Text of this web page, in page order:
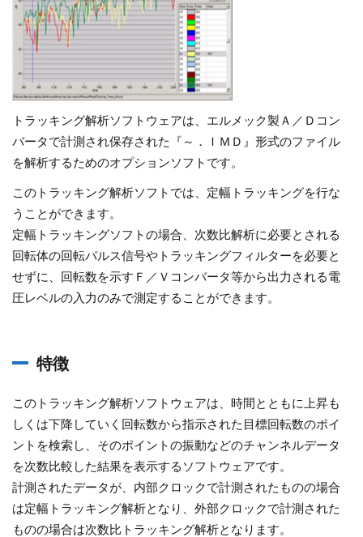
トラッキング解析ソフトウェアは、エルメック製Ａ／Ｄコン
バータで計測され保存された『～．ＩＭＤ』形式のファイル
を解析するためのオプションソフトです。
このトラッキング解析ソフトでは、定幅トラッキングを行な
うことができます。
定幅トラッキングソフトの場合、次数比解析に必要とされる
回転体の回転パルス信号やトラッキングフィルターを必要と
せずに、回転数を示すＦ／Ｖコンバータ等から出力される電
圧レベルの入力のみで測定することができます。
特徴
このトラッキング解析ソフトウェアは、時間とともに上昇も
しくは下降していく回転数から指示された目標回転数のポイ
ントを検索し、そのポイントの振動などのチャンネルデータ
を次数比較した結果を表示するソフトウェアです。
計測されたデータが、内部クロックで計測されたものの場合
は定幅トラッキング解析となり、外部クロックで計測された
ものの場合は次数比トラッキング解析となります。